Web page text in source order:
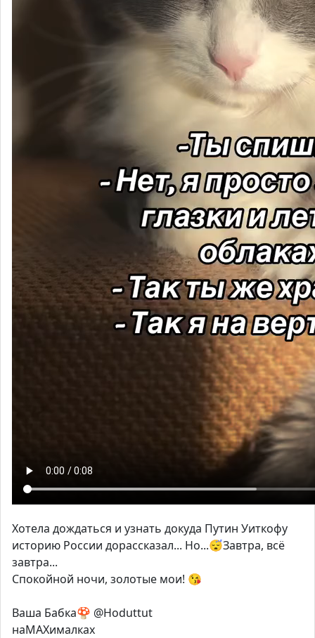
Хотела дождаться и узнать докуда Путин Уиткофу
историю России дорассказал... Но...😴Завтра, всё
завтра...
Спокойной ночи, золотые мои! 😘
Ваша Бабка🍄 @Hoduttut
наМАХималках